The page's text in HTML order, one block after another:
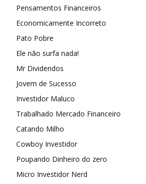
Pensamentos Financeiros
Economicamente Incorreto
Pato Pobre
Ele não surfa nada!
Mr Dividendos
Jovem de Sucesso
Investidor Maluco
Trabalhado Mercado Financeiro
Catando Milho
Cowboy Investidor
Poupando Dinheiro do zero
Micro Investidor Nerd